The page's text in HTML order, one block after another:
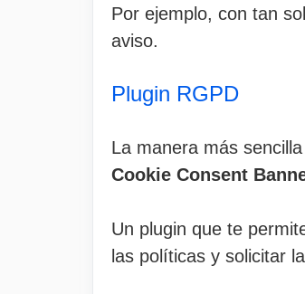
Por ejemplo, con tan
aviso.
Plugin RGPD
La manera más
Cookie Consent
Un plugin que te
las políticas y solicitar